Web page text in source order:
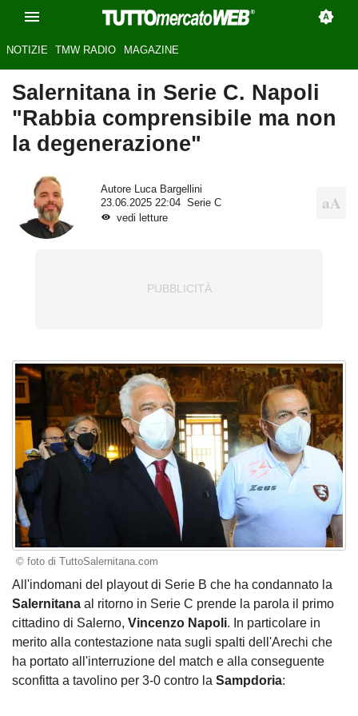
NOTIZIE TMW RADIO MAGAZINE
Salernitana in Serie C. Napoli
"Rabbia comprensibile ma non
la degenerazione"
Autore Luca Bargellini
23.06.2025 22:04
Serie C
vedi letture
© foto di TuttoSalernitana.com
All'indomani del playout di Serie B che ha condannato la
Salernitana al ritorno in Serie C prende la parola il primo
cittadino di Salerno, Vincenzo Napoli. In particolare in
merito alla contestazione nata sugli spalti dell'Arechi che
ha portato all'interruzione del match e alla conseguente
sconfitta a tavolino per 3-0 contro la Sampdoria: